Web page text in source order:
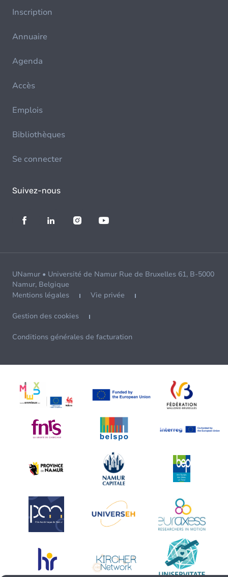
Inscription
Annuaire
Agenda
Accès
Emplois
Bibliothèques
Se connecter
Suivez-nous
UNamur • Université de Namur Rue de Bruxelles 61, B-5000
Namur, Belgique
Mentions légales
Vie privée
Gestion des cookies
Conditions générales de facturation